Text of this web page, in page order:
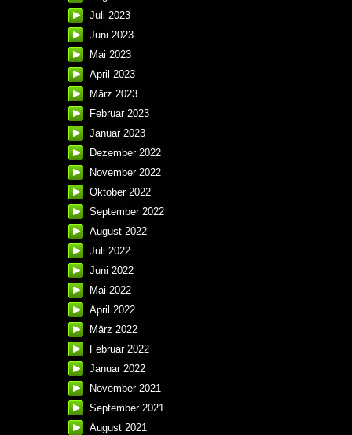
Juli 2023
Juni 2023
Mai 2023
April 2023
März 2023
Februar 2023
Januar 2023
Dezember 2022
November 2022
Oktober 2022
September 2022
August 2022
Juli 2022
Juni 2022
Mai 2022
April 2022
März 2022
Februar 2022
Januar 2022
November 2021
September 2021
August 2021